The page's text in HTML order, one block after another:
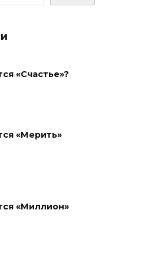
«Счастье»?
«Мерить»
«Миллион»